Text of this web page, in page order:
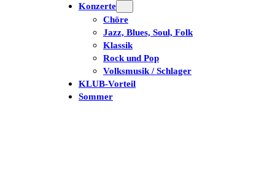
Konzerte
Chöre
Jazz, Blues, Soul, Folk
Klassik
Rock und Pop
Volksmusik / Schlager
KLUB-Vorteil
Sommer